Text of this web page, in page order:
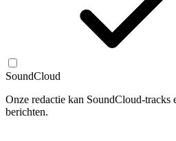
SoundCloud
Onze redactie kan SoundCloud-tracks
berichten.